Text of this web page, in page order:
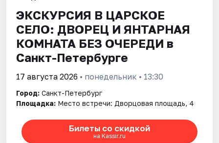
ЭКСКУРСИЯ В ЦАРСКОЕ
СЕЛО: ДВОРЕЦ И ЯНТАРНАЯ
КОМНАТА БЕЗ ОЧЕРЕДИ в
Санкт-Петербурге
17 августа 2026 • понедельник • 13:30
Город: Санкт-Петербург
Площадка: Место встречи: Дворцовая площадь, 4
Билеты со скидкой
на Kassir.ru